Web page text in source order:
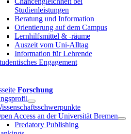
Studienleistungen
Beratung und Information
Orientierung auf dem Campus
Lernhilfsmittel & -räume
Auszeit vom Uni-Alltag
Information für Lehrende
Engagement
Forschung
Access an der Universität Bremen
Predatory Publishing